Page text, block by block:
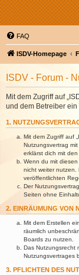
FAQ
ISDV-Homepage
ISDV - Forum -
Mit dem Zugriff auf
und dem Betreiber
1.
Mit dem Zugriff auf
Nutzungsvertrag
erklärst dich mit
Wenn du mit
nicht weiter nutzen.
veröffentlichten
Der
Seiten ohne
2. EINRÄUMUNG VON
Mit dem Erstellen
räumlich
Boards zu nutzen.
Das Nutzungsrecht
Nutzungsvertrages
3. PFLICHTEN DES